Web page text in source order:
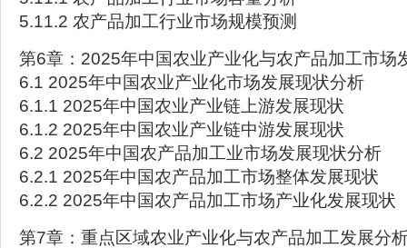
5.11.2 农产品加工行业市场规模预测
第6章：2025年中国农业产业化与农产品加工市场
6.1 2025年中国农业产业化市场发展现状分析
6.1.1 2025年中国农业产业链上游发展现状
6.1.2 2025年中国农业产业链中游发展现状
6.2 2025年中国农产品加工业市场发展现状分析
6.2.1 2025年中国农产品加工市场整体发展现状
6.2.2 2025年中国农产品加工市场产业化发展现状
第7章：重点区域农业产业化与农产品加工发展分